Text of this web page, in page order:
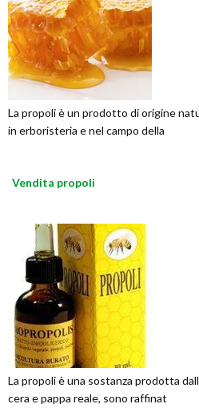
La propoli è un prodotto di origine
in erboristeria e nel campo della
Vendita propoli
La propoli è una sostanza prodotta
cera e pappa reale, sono raffinat